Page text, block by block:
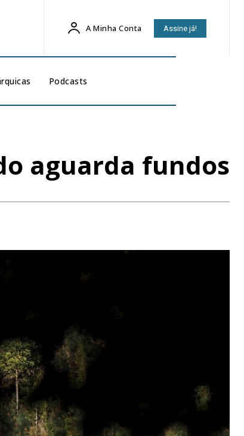
A Minha Conta Assine já!
Podcasts
aguarda fundos